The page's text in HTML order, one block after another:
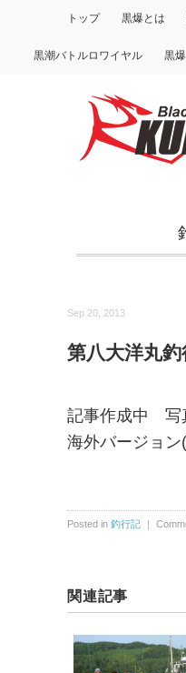
トップ 黒爆とは
黒潮バトルロワイヤル 黒
Sep 20, 2013
第八大洋丸
記事作成中
海外バージョン
Posted in 釣行記 ｜
関連記事